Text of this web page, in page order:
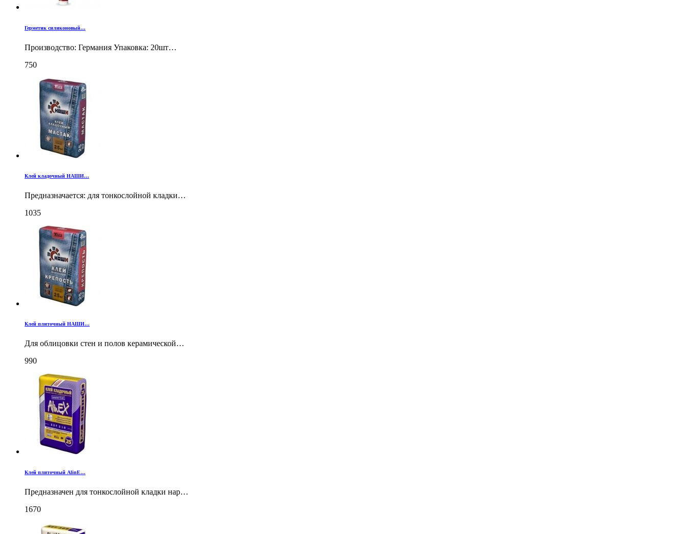
Герметик силиконовый…
Производство: Германия Упаковка: 20шт…
750
Клей кладочный НАШИ…
Предназначается: для тонкослойной кладки…
1035
Клей плиточный НАШИ…
Для облицовки стен и полов керамической…
990
Клей плиточный AlinE…
Предназначен для тонкослойной кладки нар…
1670